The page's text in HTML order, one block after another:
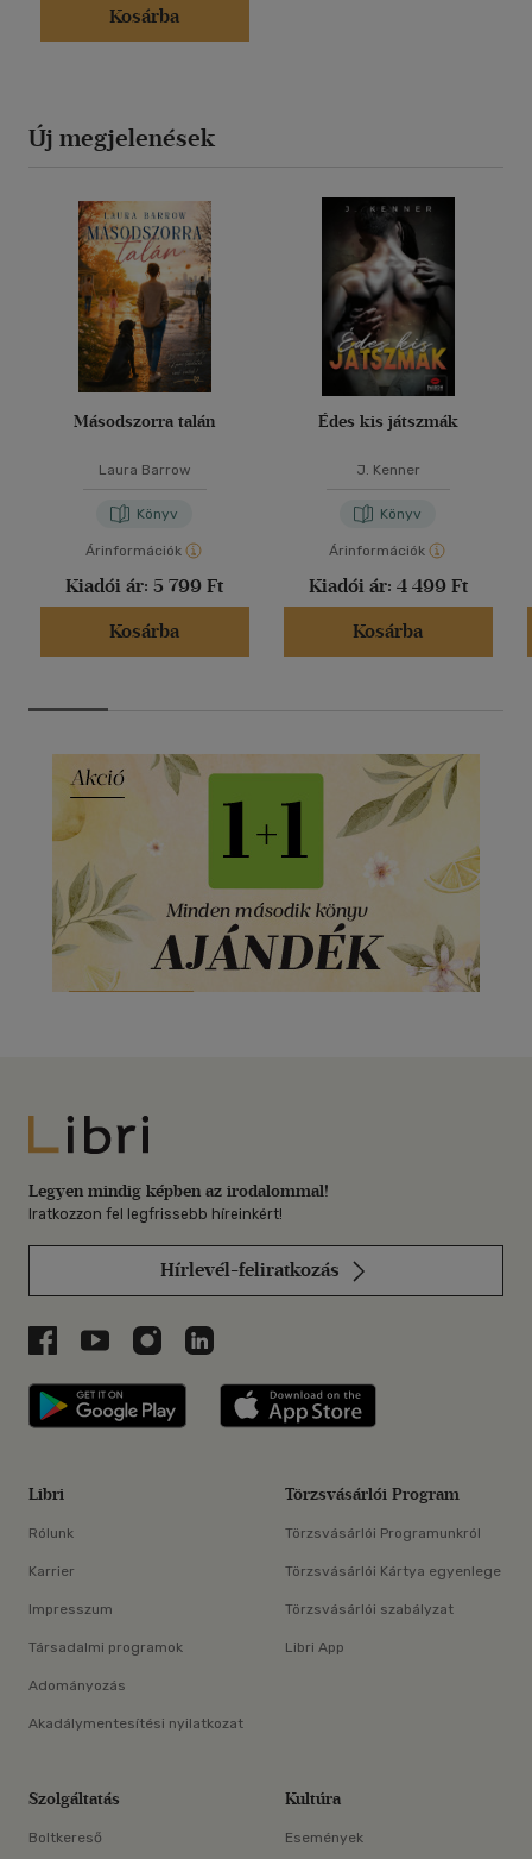
Kosárba
Új megjelenések
Másodszorra talán
Laura Barrow
Könyv
Árinformációk
Kiadói ár: 5 799 Ft
Kosárba
Édes kis játszmák
J. Kenner
Könyv
Árinformációk
Kiadói ár: 4 499 Ft
Kosárba
Libri
Legyen mindig képben az irodalommal!
Iratkozzon fel legfrissebb híreinkért!
Hírlevél-feliratkozás
Libri a Facebookon
Libri a Youtube-on
Libri az Instagramon
Libri a LinkedInen
Libri applikáció Szerezd meg: Google
Libri
Rólunk
Karrier
Impresszum
Társadalmi programok
Adományozás
Akadálymentesítési nyilatkozat
Törzsvásárlói Program
Törzsvásárlói Programunkról
Törzsvásárlói Kártya egyenlege
Törzsvásárlói szabályzat
Libri App
Szolgáltatás
Boltkereső
Kultúra
Események